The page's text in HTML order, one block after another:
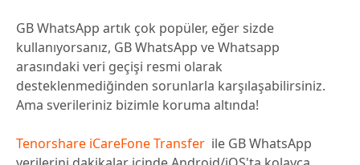
GB WhatsApp artık çok popüler, eğer sizde
kullanıyorsanız, GB WhatsApp ve Whatsapp
arasındaki veri geçişi resmi olarak
desteklenmediğinden sorunlarla karşılaşabilirsiniz.
Ama sverileriniz bizimle koruma altında!
Tenorshare iCareFone Transfer ile GB WhatsApp